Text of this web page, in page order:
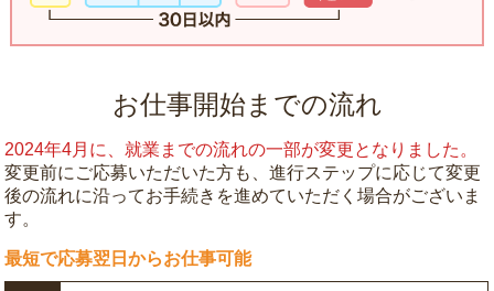
お仕事開始までの流れ
2024年4月に、就業までの流れの一部が変更となりました。
変更前にご応募いただいた方も、進行ステップに応じて変更
後の流れに沿ってお手続きを進めていただく場合がございま
す。
最短で応募翌日からお仕事可能